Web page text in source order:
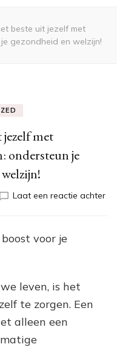
beste uit jezelf met
gezondheid en welzijn!
met
ondersteun je
Laat een reactie achterop
voor je
leven, is het
te zorgen. Een
alleen een